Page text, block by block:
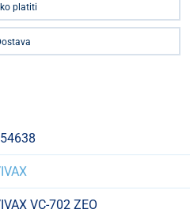
platiti
VC-702 ZEO